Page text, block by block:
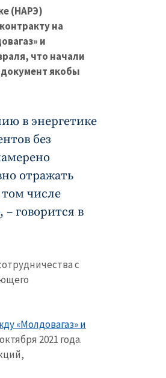
(НАРЭ)
на
и
что начали
якобы
в энергетике
без
отражать
числе
говорится в
с
«Молдовагаз» и
2021 года.